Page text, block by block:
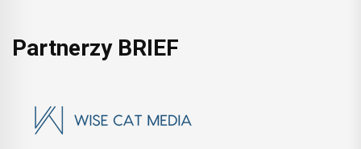
Partnerzy BRIEF